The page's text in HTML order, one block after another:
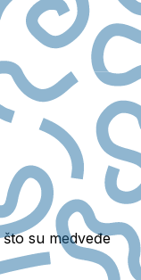
su medveđe